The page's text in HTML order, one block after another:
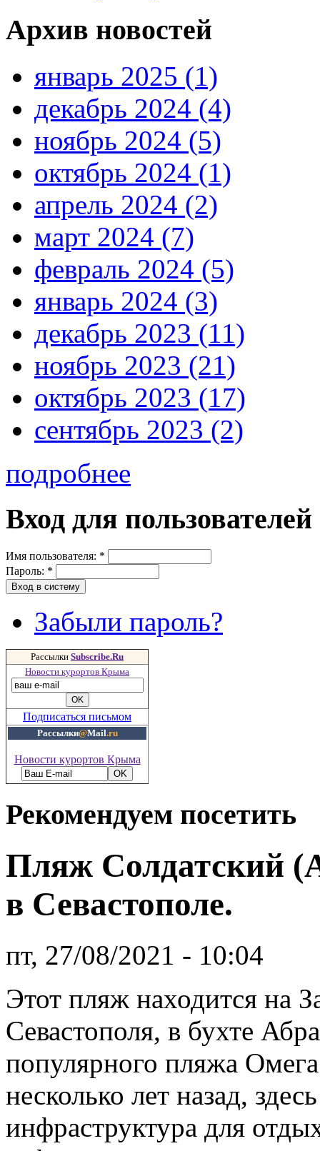
Архив новостей
январь 2025 (1)
декабрь 2024 (4)
ноябрь 2024 (5)
октябрь 2024 (1)
апрель 2024 (2)
март 2024 (7)
февраль 2024 (5)
январь 2024 (3)
декабрь 2023 (11)
ноябрь 2023 (21)
октябрь 2023 (17)
сентябрь 2023 (2)
подробнее
Вход для пользователей
Имя пользователя: *
Пароль: *
Забыли пароль?
Рассылки Subscribe.Ru
Новости курортов Крыма
Подписаться письмом
Рассылки@Mail.ru
Новости курортов Крыма
Рекомендуем посетить
Пляж Солдатский
в Севастополе.
пт, 27/08/2021 - 10:04
Этот пляж находится на
Севастополя, в бухте
популярного пляжа
несколько лет назад,
инфраструктура для